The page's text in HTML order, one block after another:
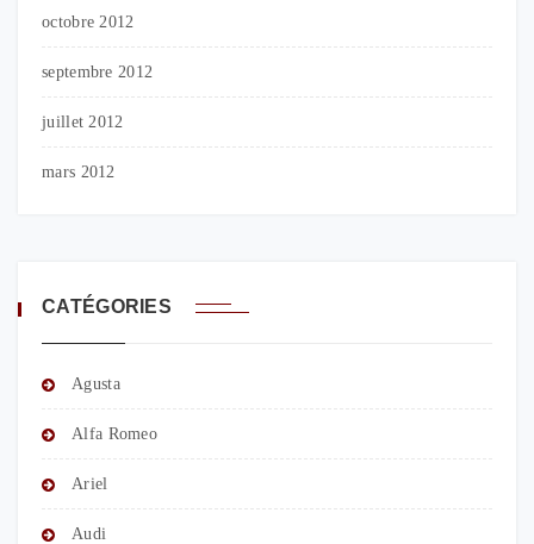
octobre 2012
septembre 2012
juillet 2012
mars 2012
CATÉGORIES
Agusta
Alfa Romeo
Ariel
Audi